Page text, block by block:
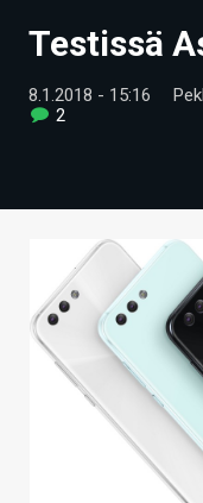
UUTISET
ARTIKKELIT
TECHBBS
TIETOA
HINTA.FI
KAUPPA
VAIHDA TEEMA
Testissä
8.1.2018 - 15:16
2